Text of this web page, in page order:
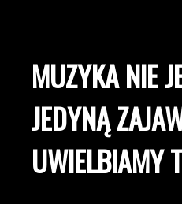
MUZYKA NIE
JEDYNĄ
UWIELBIAMY